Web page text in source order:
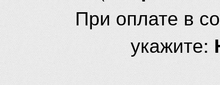
При оплате в
укажите: